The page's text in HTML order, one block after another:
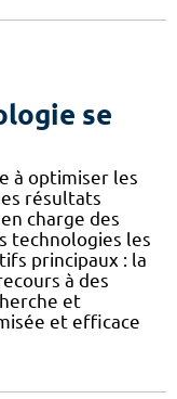
se
à optimiser les
résultats
charge des
technologies les
principaux : la
à des
et
et efficace